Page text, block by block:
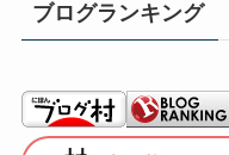
ブログランキング